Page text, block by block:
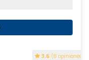
3.6 (8 opiniones)